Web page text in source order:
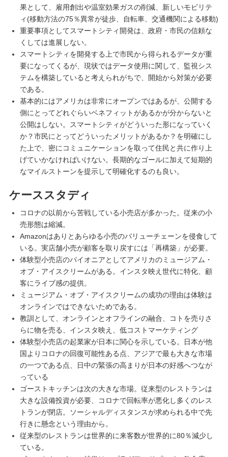
果として、雇用創出や温室効果ガスの削減、新しいモビリテ
ィ(移動方法の75％異常が徒歩、自転車、交通機関による移動)
重要事項としてスマートシティ開発は、政府・市民の信頼な
くしては進展しない。
スマートシティを開発する上で市民から得られるデータが重
要になってくるが、現状ではデータ使用に関して、監視シス
テムを構築していると考えられがちで、開始から対策が必要
である。
基本的にはアメリカは非常にオープンではあるが、公開する
側にとってどれぐらいベネフィットがあるかが分からないと
公開はしない。スマートシティがどういった形になっていく
か？市民にとってどういったメリットがあるか？を明確にし
た上で、密にコミュニケーションを取って住民と共に作り上
げていかなければいけない。長期的なゴールに加えて短期的
なマイルストーンを提示して明確化するのも良い。
ケーススタディ
コロナの以前から苦戦している小売店が多かった。従来の小
売形態は縮減。
Amazonはありとあらゆる小売のバリューチェーンを侵食して
いる。実店舗小売が顧客を取り戻すには「再構築」が必要。
体験型小売店のパイオニアとしてアメリカのミュージアム・
オブ・アイスクリームがある。インスタ映え世代に特化、顧
客にライブ感の提供。
ミュージアム・オブ・アイスクリームの成功の理由は体験は
オンラインではできないためである。
教訓として、オンラインとオフラインの融合、コトを売りさ
らに物を売る、インスタ映え、低コストマーケティング
体験型小売店の起業家が日本に関心を示している。日本が他
国よりコロナの回復可能性ある点、アジアで最も大きな市場
の一つである点、日中の緊張の高まりが日本の好感へつなが
っている
ゴーストキッチンは次の大きな市場。従来型のレストランは
大きな設備投資が必要、コロナで回転率が悪化し多くのレス
トランが閉店。ソーシャルディスタンスが求められる中で先
行きに懸念という理由から。
従来型のレストランは世界的に来客数が世界的に80％減少し
ている。